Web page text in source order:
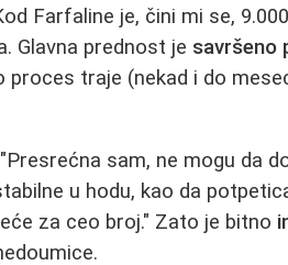
Farfaline je, čini mi se,
Glavna prednost je savršeno
traje (nekad i do
sam, ne mogu da
u hodu, kao da
za ceo broj." Zato je bitno